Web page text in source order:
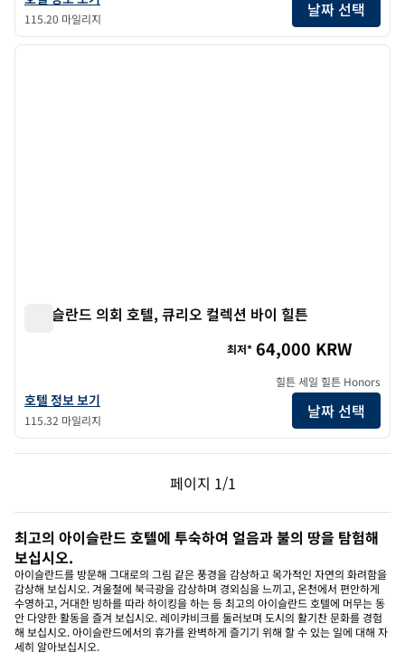
115.20 마일리지
날짜 선택
1/12
1/12
다음
아이슬란드 의회 호텔, 큐리오 컬렉션 바이 힐튼
아이슬란드 의회 호텔, 큐리오 컬렉션 바이 힐튼의 호텔 정보 보기
호텔 정보 보기
115.32 마일리지
최저* 64,000 KRW
힐튼 세일 힐튼 Honors
날짜 선택
페이지 1/1
이전 페이지, 1/1
페이지 1/1
최고의 아이슬란드 호텔에 투숙하여 얼음과 불의 땅을 탐험해
보십시오.
아이슬란드를 방문해 그대로의 그림 같은 풍경을 감상하고 목가적인 자연의 화려함을
감상해 보십시오. 겨울철에 북극광을 감상하며 경외심을 느끼고, 온천에서 편안하게
수영하고, 거대한 빙하를 따라 하이킹을 하는 등 최고의 아이슬란드 호텔에 머무는 동
안 다양한 활동을 즐겨 보십시오. 레이캬비크를 둘러보며 도시의 활기찬 문화를 경험
해 보십시오. 아이슬란드에서의 휴가를 완벽하게 즐기기 위해 할 수 있는 일에 대해 자
세히 알아보십시오.